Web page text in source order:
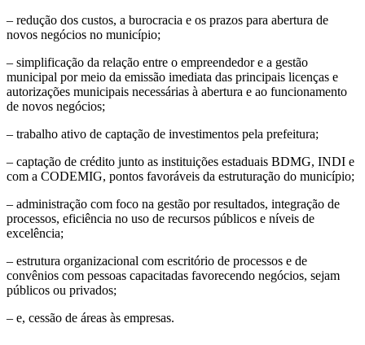
– redução dos custos, a burocracia e os prazos para abertura de
novos negócios no município;
– simplificação da relação entre o empreendedor e a gestão
municipal por meio da emissão imediata das principais licenças e
autorizações municipais necessárias à abertura e ao funcionamento
de novos negócios;
– trabalho ativo de captação de investimentos pela prefeitura;
– captação de crédito junto as instituições estaduais BDMG, INDI e
com a CODEMIG, pontos favoráveis da estruturação do município;
– administração com foco na gestão por resultados, integração de
processos, eficiência no uso de recursos públicos e níveis de
excelência;
– estrutura organizacional com escritório de processos e de
convênios com pessoas capacitadas favorecendo negócios, sejam
públicos ou privados;
– e, cessão de áreas às empresas.